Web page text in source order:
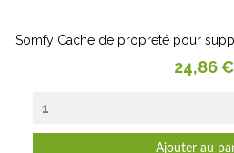
Somfy Cache de propreté pour
Prix
24,86 €
Ajouter au